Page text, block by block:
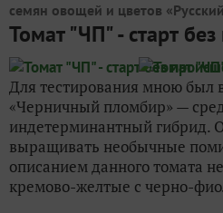
семян овощей и цветов
Томат "ЧП" - старт
Для тестирования мною был
«Черничный пломбир» —
индетерминантный гибрид.
выращивать необычные
описанием данного томата
кремово-желтые с черно-